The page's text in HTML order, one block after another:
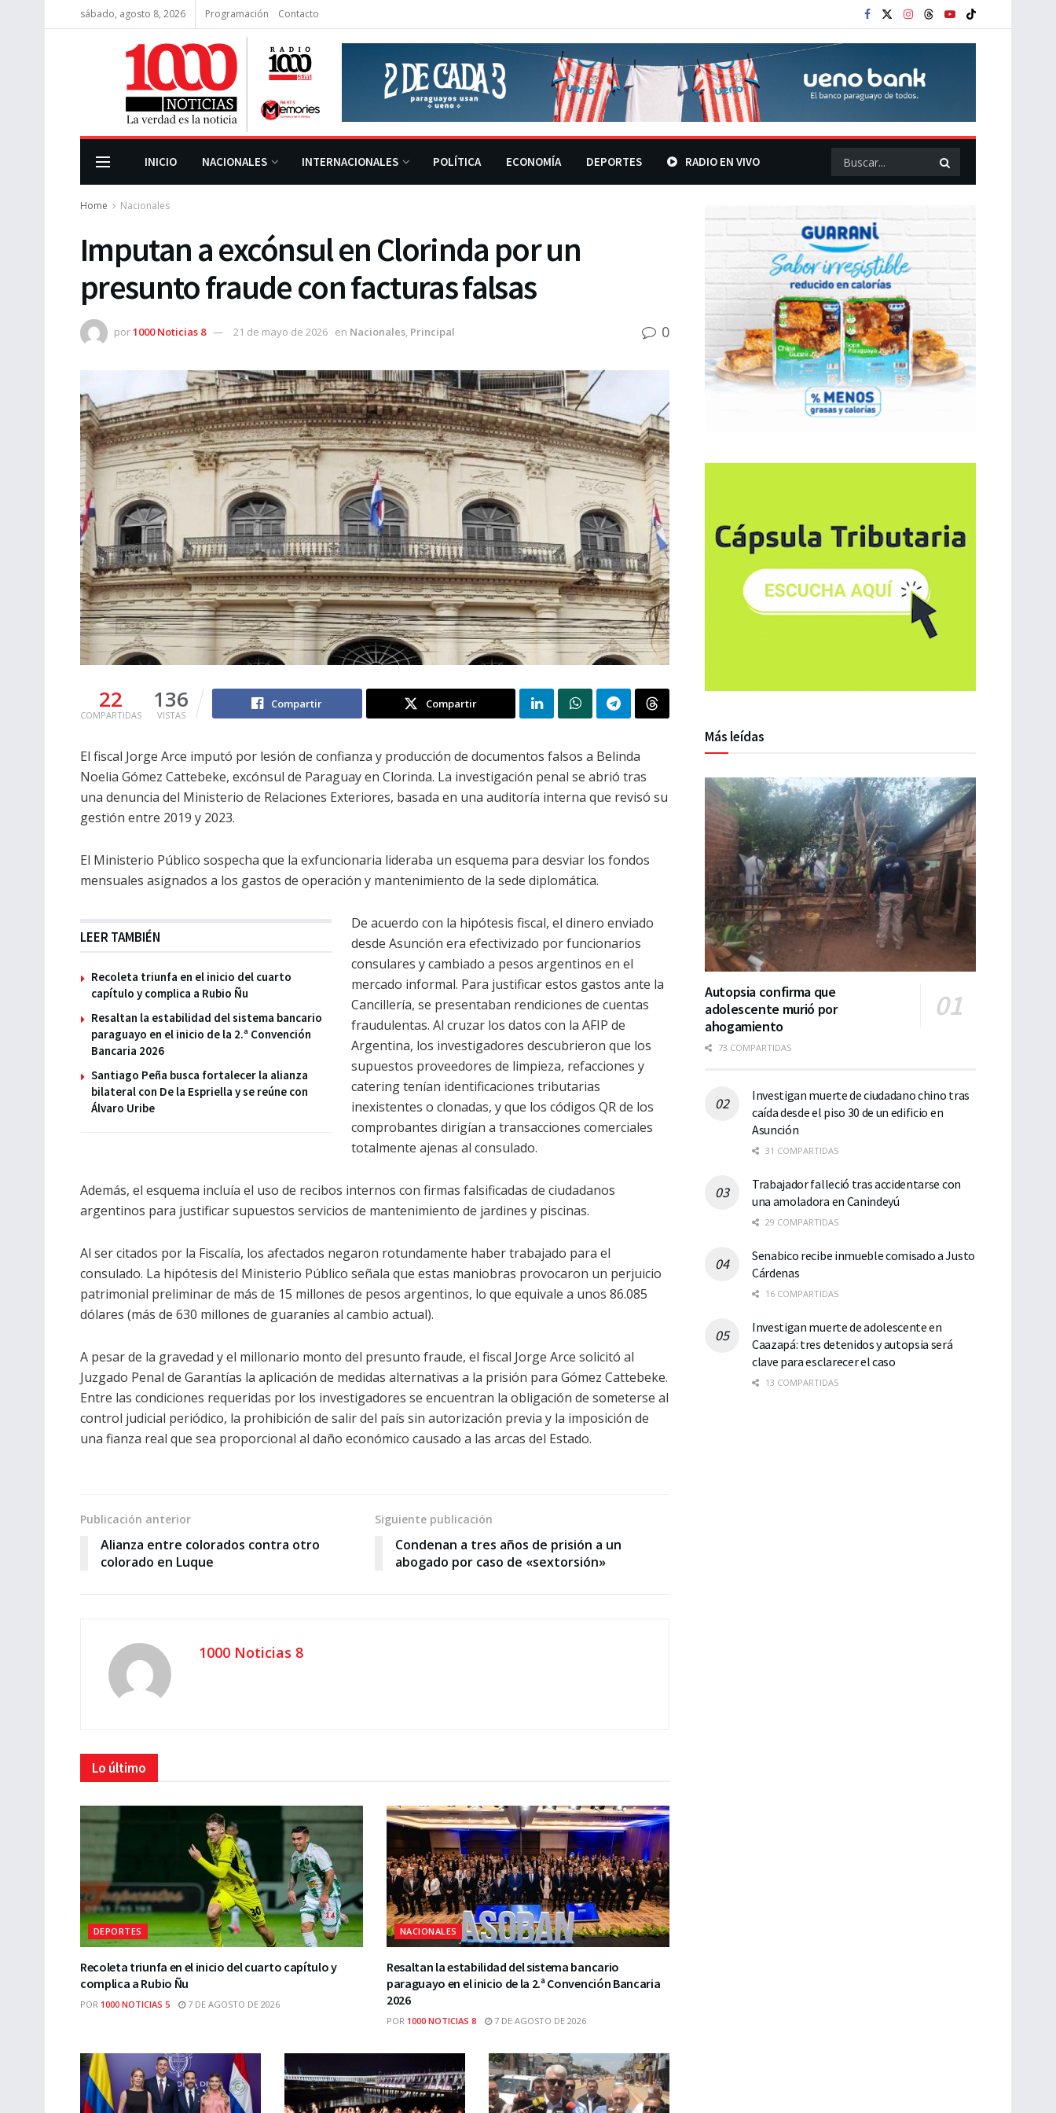
sábado, agosto 8, 2026 Programación Contacto
INICIO NACIONALES INTERNACIONALES POLÍTICA ECONOMÍA DEPORTES RADIO EN VIVO
Home Nacionales
Imputan a excónsul en Clorinda por un
presunto fraude con facturas falsas
por1000 Noticias 8 21 de mayo de 2026 en Nacionales, Principal 0
22
COMPARTIDAS
136
VISTAS
Compartir Compartir
El fiscal Jorge Arce imputó por lesión de confianza y producción de documentos falsos a Belinda
Noelia Gómez Cattebeke, excónsul de Paraguay en Clorinda. La investigación penal se abrió tras
una denuncia del Ministerio de Relaciones Exteriores, basada en una auditoría interna que revisó su
gestión entre 2019 y 2023.
El Ministerio Público sospecha que la exfuncionaria lideraba un esquema para desviar los fondos
mensuales asignados a los gastos de operación y mantenimiento de la sede diplomática.
LEER TAMBIÉN
Recoleta triunfa en el inicio del cuarto
capítulo y complica a Rubio Ñu
Resaltan la estabilidad del sistema bancario
paraguayo en el inicio de la 2.ª Convención
Bancaria 2026
Santiago Peña busca fortalecer la alianza
bilateral con De la Espriella y se reúne con
Álvaro Uribe
De acuerdo con la hipótesis fiscal, el dinero enviado
desde Asunción era efectivizado por funcionarios
consulares y cambiado a pesos argentinos en el
mercado informal. Para justificar estos gastos ante la
Cancillería, se presentaban rendiciones de cuentas
fraudulentas. Al cruzar los datos con la AFIP de
Argentina, los investigadores descubrieron que los
supuestos proveedores de limpieza, refacciones y
catering tenían identificaciones tributarias
inexistentes o clonadas, y que los códigos QR de los
comprobantes dirigían a transacciones comerciales
totalmente ajenas al consulado.
Además, el esquema incluía el uso de recibos internos con firmas falsificadas de ciudadanos
argentinos para justificar supuestos servicios de mantenimiento de jardines y piscinas.
Al ser citados por la Fiscalía, los afectados negaron rotundamente haber trabajado para el
consulado. La hipótesis del Ministerio Público señala que estas maniobras provocaron un perjuicio
patrimonial preliminar de más de 15 millones de pesos argentinos, lo que equivale a unos 86.085
dólares (más de 630 millones de guaraníes al cambio actual).
A pesar de la gravedad y el millonario monto del presunto fraude, el fiscal Jorge Arce solicitó al
Juzgado Penal de Garantías la aplicación de medidas alternativas a la prisión para Gómez Cattebeke.
Entre las condiciones requeridas por los investigadores se encuentran la obligación de someterse al
control judicial periódico, la prohibición de salir del país sin autorización previa y la imposición de
una fianza real que sea proporcional al daño económico causado a las arcas del Estado.
Publicación anterior
Alianza entre colorados contra otro
colorado en Luque
Siguiente publicación
Condenan a tres años de prisión a un
abogado por caso de «sextorsión»
1000 Noticias 8
Lo último
DEPORTES
Recoleta triunfa en el inicio del cuarto capítulo y
complica a Rubio Ñu
POR 1000 NOTICIAS 5 7 DE AGOSTO DE 2026
NACIONALES
Resaltan la estabilidad del sistema bancario
paraguayo en el inicio de la 2.ª Convención Bancaria
2026
POR 1000 NOTICIAS 8 7 DE AGOSTO DE 2026
Más leídas
Autopsia confirma que
adolescente murió por
ahogamiento
73 COMPARTIDAS
Investigan muerte de ciudadano chino tras
caída desde el piso 30 de un edificio en
Asunción
31 COMPARTIDAS
Trabajador falleció tras accidentarse con
una amoladora en Canindeyú
29 COMPARTIDAS
Senabico recibe inmueble comisado a Justo
Cárdenas
16 COMPARTIDAS
Investigan muerte de adolescente en
Caazapá: tres detenidos y autopsia será
clave para esclarecer el caso
13 COMPARTIDAS